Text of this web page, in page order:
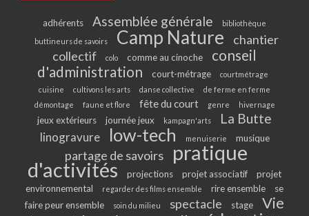
adhérents Assemblée générale
bibliothèque
buttineurs de savoirs
Camp Nature
chantier
collectif
colo comme au cinoche
conseil
d'administration
court-métrage
courtmétrage
cuisine
cultivons les arts danse collective
de ferme en ferme
démontage
faune et flore fête du court genre hivernage
jeux extérieurs journée jeux kampagn'arts La Butte
linogravure low-tech menuiserie musique
partage de savoirs pratique
d'activités projections projet associatif
projet
environnemental
regarder des films ensemble rire ensemble
se
faire peur ensemble
soin du milieu spectacle stage
Vie